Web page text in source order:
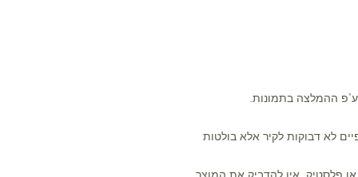
ההמלצה בתמונות.
לא דבוקות לקיר אלא בולטות